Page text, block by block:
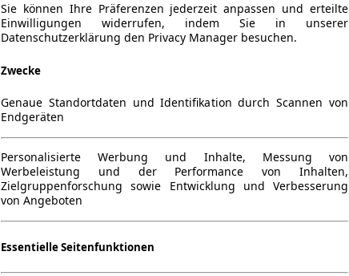
Sie können Ihre Präferenzen jederzeit anpassen und erteilte
Einwilligungen widerrufen, indem Sie in unserer
Datenschutzerklärung den Privacy Manager besuchen.
Zwecke
Genaue Standortdaten und Identifikation durch Scannen von
Endgeräten
Personalisierte Werbung und Inhalte, Messung von
Werbeleistung und der Performance von Inhalten,
Zielgruppenforschung sowie Entwicklung und Verbesserung
von Angeboten
Essentielle Seitenfunktionen